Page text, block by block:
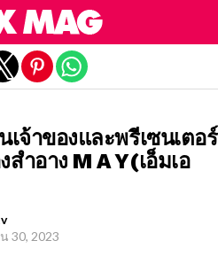
จ้าของและพรีเซนเตอร์
ำอาง M A Y(เอ็มเอ
30, 2023
version